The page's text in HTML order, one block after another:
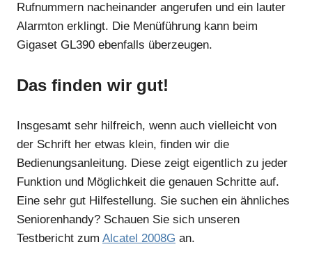
Rufnummern nacheinander angerufen und ein lauter
Alarmton erklingt. Die Menüführung kann beim
Gigaset GL390 ebenfalls überzeugen.
Das finden wir gut!
Insgesamt sehr hilfreich, wenn auch vielleicht von
der Schrift her etwas klein, finden wir die
Bedienungsanleitung. Diese zeigt eigentlich zu jeder
Funktion und Möglichkeit die genauen Schritte auf.
Eine sehr gut Hilfestellung. Sie suchen ein ähnliches
Seniorenhandy? Schauen Sie sich unseren
Testbericht zum Alcatel 2008G an.